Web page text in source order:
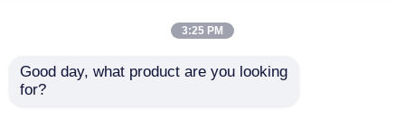
एल्म फ़नीर क्राउन कट
3:25 PM
Good day, what product are you looking
for?